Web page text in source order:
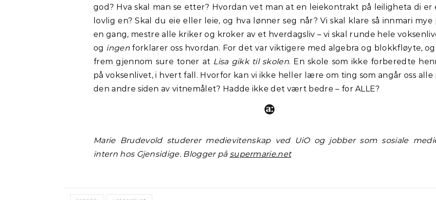
god? Hva skal man se etter? Hvordan vet man at en leiekontrakt på leiligheta di er
lovlig en? Skal du eie eller leie, og hva lønner seg når?Vi skal klare så innmari mye
en gang, mestre alle kriker og kroker av et hverdagsliv – vi skal runde hele
og ingenforklarer oss hvordan. For det var viktigere med algebra og blokkfløyte,
frem gjennom sure toner at Lisa gikk til skolen. En skole som ikke forberedte
på voksenlivet, i hvert fall. Hvorfor kan vi ikke heller lære om ting som angår oss alle
den andre siden av vitnemålet? Hadde ikke det vært bedre – for ALLE?
Marie Brudevold studerer medievitenskap ved UiO og jobber som sosiale
intern hos Gjensidige. Blogger på supermarie.net